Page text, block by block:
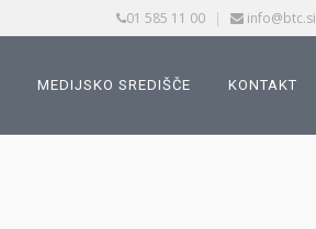
01 585 11 00 | info@btc.si
MEDIJSKO SREDIŠČE KONTAKT